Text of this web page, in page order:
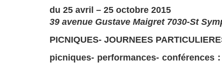
du 25 avril – 25 octobre 2015
39 avenue Gustave Maigret 7030-St
PICNIQUES- JOURNEES
picniques- performances- conférences